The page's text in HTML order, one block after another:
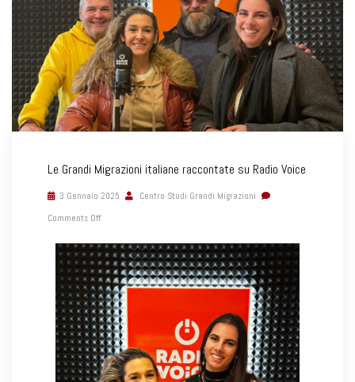
Le Grandi Migrazioni italiane raccontate su Radio Voice
3 Gennaio 2025
Centro Studi Grandi Migrazioni
Comments Off